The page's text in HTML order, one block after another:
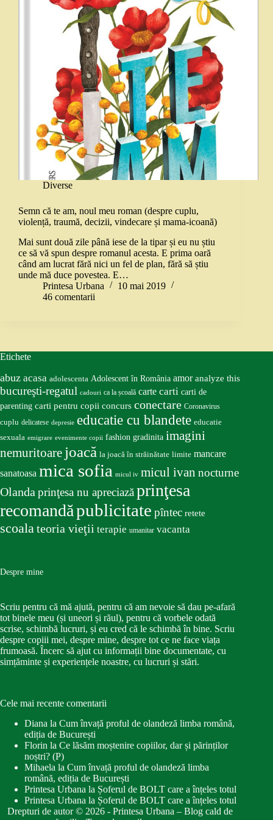
Diverse
Semn că te am, noul meu roman (despre cuplu,
violență, traumă, decizii, vindecare și mama-icoană)
Mai sunt două zile până iese de la tipar și eu nu știu
ce să vă spun despre romanul acesta. E prima oară
când am lucrat fără nici un fel de plan, fără să știu
unde mă duce povestea. E…
Printesa Urbana
10 mai 2019
46 comentarii
Etichete
abuz acasa adolescenta Adolescent în România amor analyze this
bucureşti-regatul cadouri ca la școală carte carti carti de
parenting carti pentru copii concurs conectare Coronavirus
cuplu delicatese depresie educatie cu blandete educatie
sexuala emigrare evenimente copii fashion gradinita imagini
nemuritoare joacă la joacă în străinătate limite mancare
sanatoasa mica sofia micul iv micul ivan nocturne
Olandaprinţesa nu apreciazăprinţesa
recomandăpublicitate pîntec retete
scoalateoria vieţii terapie umanitar vacanta
Despre mine
Scriu pentru că mă ajută, pentru că am nevoie să dau pe-afară
tot binele meu (și uneori și răul), pentru că vorbele odată
scrise, schimbă lucruri, și eu cred că le schimbă în bine. Scriu
despre copiii mei, despre mine, despre tot ce ne face viața
frumoasă. Încerc să ajut cu informații bine documentate, cu
simțăminte și experiențele noastre, cu lucruri și stări.
Cele mai recente comentarii
Diana la Cum învață proful de olandeză limba română,
ediția de București
Florin la Ce lăsăm moștenire copiilor, dar și părinților
noștri? (P)
Mihaela la Cum învață proful de olandeză limba
română, ediția de București
Printesa Urbana la Șoferul de BOLT care a înțeles totul
Printesa Urbana la Șoferul de BOLT care a înțeles totul
Drepturi de autor © 2026 - Printesa Urbana – Blog cald de